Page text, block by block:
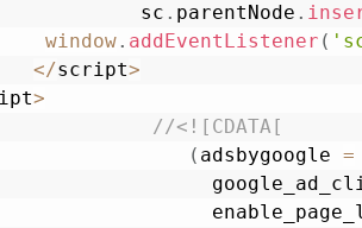
                sc
. parentNode .
window. addEventListener (
</script>
>
//<![CDATA[
( adsbygoogle =